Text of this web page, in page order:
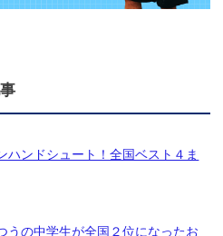
ハンドシュート！全国ベスト４ま
うの中学生が全国２位になったお